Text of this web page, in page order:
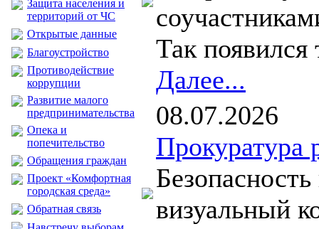
Защита населения и
территорий от ЧС
Открытые данные
Благоустройство
Противодействие
коррупции
Развитие малого
предпринимательства
Опека и
попечительство
Обращения граждан
Проект «Комфортная
городская среда»
Обратная связь
Так
Далее...
08.07.2026
Прокуратура
визуальный